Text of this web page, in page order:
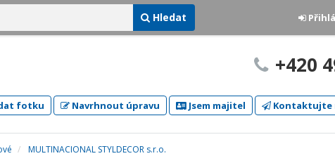
Hledat
+420
fotku Navrhnout úpravu Jsem majitel Kontaktujte
MULTINACIONAL STYLDECOR s.r.o.